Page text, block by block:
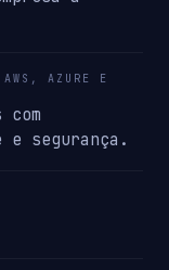
AWS, AZURE E
com
segurança.